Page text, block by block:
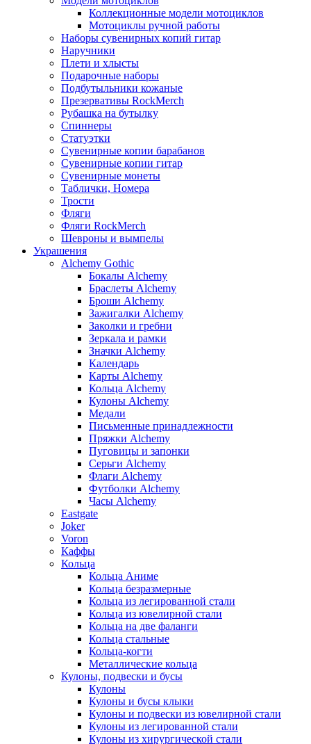
Коллекционные модели мотоциклов
Мотоциклы ручной работы
Наборы сувенирных копий гитар
Наручники
Плети и хлысты
Подарочные наборы
Подбутыльники кожаные
Презервативы RockMerch
Рубашка на бутылку
Спиннеры
Статуэтки
Сувенирные копии барабанов
Сувенирные копии гитар
Сувенирные монеты
Таблички, Номера
Трости
Фляги
Фляги RockMerch
Шевроны и вымпелы
Украшения
Alchemy Gothic
Бокалы Alchemy
Браслеты Alchemy
Броши Alchemy
Зажигалки Alchemy
Заколки и гребни
Зеркала и рамки
Значки Alchemy
Календарь
Карты Alchemy
Кольца Alchemy
Кулоны Alchemy
Медали
Письменные принадлежности
Пряжки Alchemy
Пуговицы и запонки
Серьги Alchemy
Флаги Alchemy
Футболки Alchemy
Часы Alchemy
Eastgate
Joker
Voron
Каффы
Кольца
Кольца Аниме
Кольца безразмерные
Кольца из легированной стали
Кольца из ювелирной стали
Кольца на две фаланги
Кольца стальные
Кольца-когти
Металлические кольца
Кулоны, подвески и бусы
Кулоны
Кулоны и бусы клыки
Кулоны и подвески из ювелирной стали
Кулоны из легированной стали
Кулоны из хирургической стали